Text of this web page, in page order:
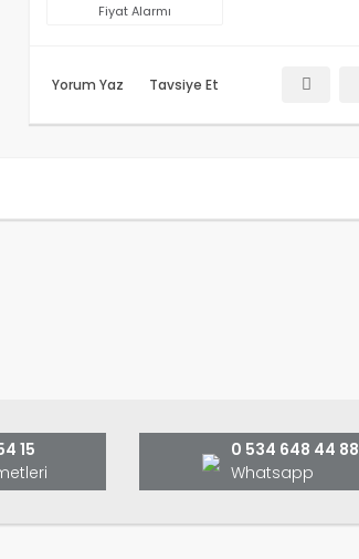
Fiyat Alarmı
Yorum Yaz Tavsiye Et
15
0 534 648 44 88
Whatsapp